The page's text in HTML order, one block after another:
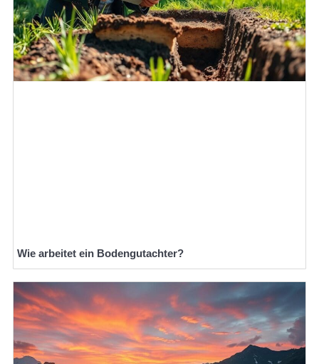
Wie arbeitet ein Bodengutachter?